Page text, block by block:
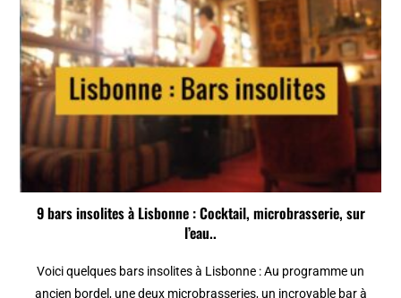
9 bars insolites à Lisbonne : Cocktail, microbrasserie, sur
l’eau..
Voici quelques bars insolites à Lisbonne : Au programme un
ancien bordel, une deux microbrasseries, un incroyable bar à